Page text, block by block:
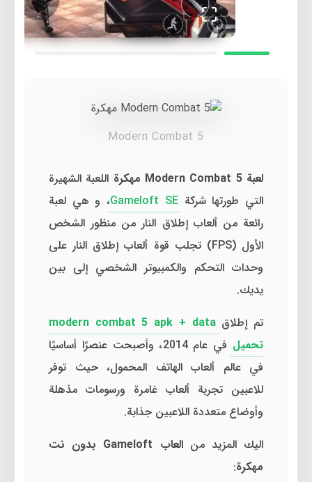
Modern Combat 5
لعبة Modern Combat 5 مهكرة
اللعبة الشهيرة
التي طورتها شركةGameloft SE، و هي لعبة
رائعة من ألعاب إطلاق النار من منظور الشخص
الأول (FPS) تجلب قوة ألعاب إطلاق النار على
وحدات التحكم والكمبيوتر الشخصي إلى بين
يديك.
تم إطلاقmodern combat 5 apk + data
تحميل
في عام 2014، وأصبحت عنصرًا أساسيًا
في عالم ألعاب الهاتف المحمول، حيث توفر
للاعبين تجربة ألعاب غامرة ورسومات مذهلة
وأوضاع متعددة اللاعبين جذابة.
اليك المزيد من
العاب Gameloft بدون نت
مهكرة: